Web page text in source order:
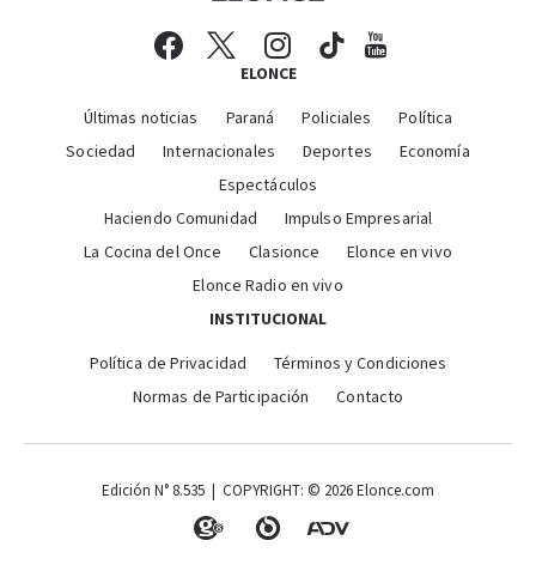
ELONCE
Últimas noticias Paraná Policiales
Política
Sociedad
Internacionales Deportes
Economía
Espectáculos
Haciendo Comunidad
Impulso Empresarial
La Cocina del Once
Clasionce
Elonce en vivo
Elonce Radio en vivo
INSTITUCIONAL
Política de Privacidad
Términos y Condiciones
Normas de Participación
Contacto
Edición N° 8.535 | COPYRIGHT: © 2026 Elonce.com